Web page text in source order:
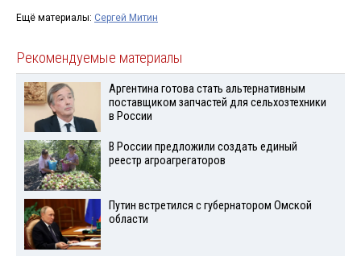
Ещё материалы: Сергей Митин
Рекомендуемые материалы
Аргентина готова стать альтернативным
поставщиком запчастей для сельхозтехники
в России
В России предложили создать единый
реестр агроагрегаторов
Путин встретился с губернатором Омской
области